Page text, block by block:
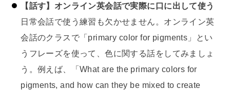
【話す】オンライン英会話で実際に口に出して使う
日常会話で使う練習も欠かせません。オンライン英
会話のクラスで「primary color for pigments」とい
うフレーズを使って、色に関する話をしてみましょ
う。例えば、「What are the primary colors for
pigments, and how can they be mixed to create